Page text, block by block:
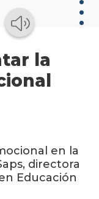
la
en la
directora
Educación